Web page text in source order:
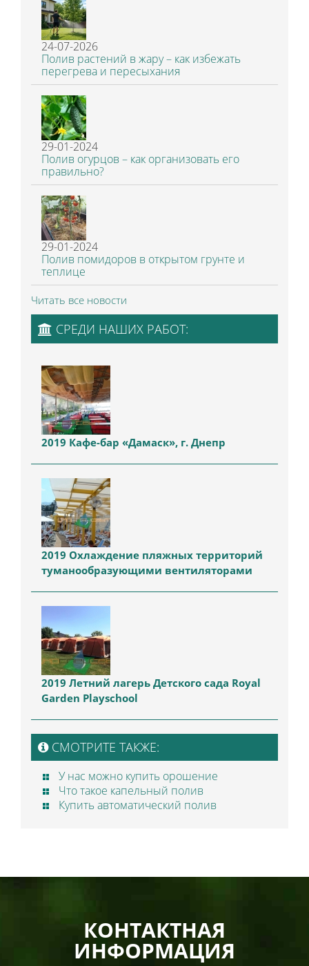
24-07-2026
Полив растений в жару – как избежать
перегрева и пересыхания
29-01-2024
Полив огурцов – как организовать его
правильно?
29-01-2024
Полив помидоров в открытом грунте и
теплице
Читать все новости
СРЕДИ НАШИХ РАБОТ:
2019 Кафе-бар «Дамаск», г. Днепр
2019 Охлаждение пляжных территорий
туманообразующими вентиляторами
2019 Летний лагерь Детского сада Royal
Garden Playschool
СМОТРИТЕ ТАКЖЕ:
У нас можно купить орошение
Что такое капельный полив
Купить автоматический полив
КОНТАКТНАЯ
ИНФОРМАЦИЯ